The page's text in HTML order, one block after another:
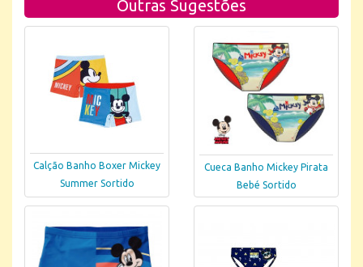
Outras Sugestões
Calção Banho Boxer Mickey
Summer Sortido
Cueca Banho Mickey Pirata
Bebé Sortido